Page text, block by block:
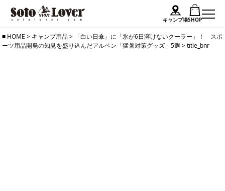
キャンプ場SHOP
SkipHOME > キャンプ用品> 「白い日傘」に「氷が6日溶けないクーラー」！ スポ
ーツ用品開発の知見を盛り込んだアルペン「猛暑対策グッズ」5選 >title_bnr